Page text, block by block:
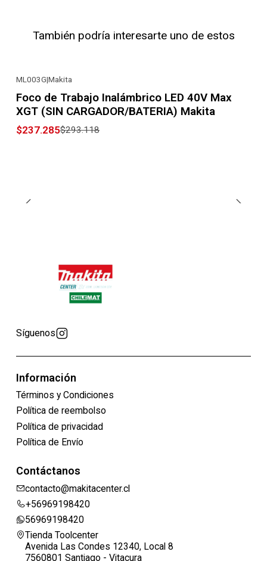
También podría interesarte uno de estos
ML003G|Makita
Foco de Trabajo Inalámbrico LED 40V Max
XGT (SIN CARGADOR/BATERIA) Makita
$237.285$293.118
Síguenos
Información
Términos y Condiciones
Política de reembolso
Política de privacidad
Política de Envío
Contáctanos
contacto@makitacenter.cl
+56969198420
56969198420
Tienda Toolcenter
Avenida Las Condes 12340, Local 8
7560801 Santiago - Vitacura